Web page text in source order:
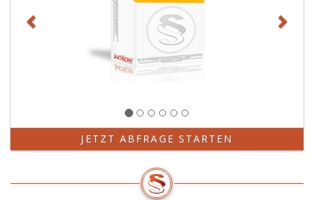
JETZT ABFRAGE STARTEN